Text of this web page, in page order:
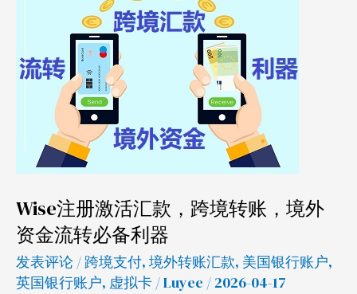
Wise注册激活汇款，跨境转账，境外
资金流转必备利器
发表评论 /跨境支付, 境外转账汇款, 美国银行账户,
英国银行账户, 虚拟卡 /Luyee / 2026-04-17
汇
境
外
资
金